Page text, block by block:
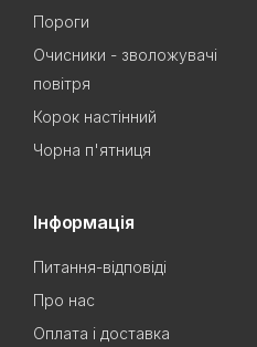
Пороги
Очисники - зволожувачі
повітря
Корок настінний
Чорна п'ятниця
Інформація
Питання-відповіді
Про нас
Оплата і доставка